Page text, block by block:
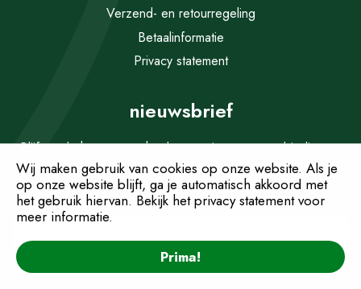
Verzend- en retourregeling
Betaalinformatie
Privacy statement
nieuwsbrief
Blijf op de hoogte van het laatste nieuws en aanbiedingen.
Schrijf je in!
Wij slaan uw gegevens op volgens onzeprivacy policy.
Prima!
Wij maken gebruik van cookies op onze website. Als je
op onze website blijft, ga je automatisch akkoord met
het gebruik hiervan. Bekijk het privacy statement voor
meer informatie.